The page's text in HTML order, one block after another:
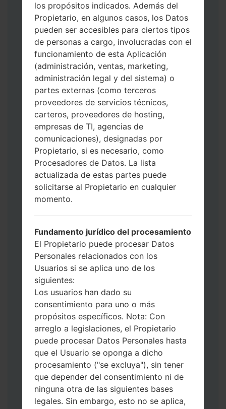
Descargue a su PC: la última versión de
Odin 3.
A continuación, extraiga el archivo de
firmware.
Debe obtener 1 (si es archivo 1, elíjalo aquí)
o 5 (si es archivo 5, selecciónelo aquí):
AP: "Sistema y Recuperación"
CP: "Módem y Radio"
CSC _ ***: "País y región y operador"
HOME_CSC _ ***: "País y regióny
operador"
Agregue todos los archivos a Odin 3.
Si desea hacer clean flash, use CSC _ *** o
use HOME_CSC _ *** para mantener sus
datos y aplicaciones.
Ahora apague su teléfono y entre al Modo
de Descarga. Cómo hacer todos los
Presione y mantenga presionados la
tecla de Encendido, el botón de Subir
volumen y la tecla de Bixby.
Presione y mantenga presionadas las
teclas de Subir y de Bajar volumen y
luego conecte un cable USB.
Presione y mantenga presionados la
tecla de Encendido, el botón de Bajar
volumen y la tecla de Inicio.
Conecte un cable USB, luego
mantenga presionados el botón de Bixby
y la tecla de Bajar volumen.
Presione y mantenga presionados la
tecla de Encendido y el botón de Subir
volumen.
los propósitos indicados. Además del
Propietario, en algunos casos, los Datos
pueden ser accesibles para ciertos tipos
de personas a cargo, involucradas con el
funcionamiento de esta Aplicación
(administración, ventas, marketing,
administración legal y del sistema) o
partes externas (como terceros
proveedores de servicios técnicos,
carteros, proveedores de hosting,
empresas de TI, agencias de
comunicaciones), designadas por
Propietario, si es necesario, como
Procesadores de Datos. La lista
actualizada de estas partes puede
solicitarse al Propietario en cualquier
momento.
Fundamento jurídico del procesamiento
El Propietario puede procesar Datos
Personales relacionados con los
Usuarios si se aplica uno de los
siguientes:
Los usuarios han dado su
consentimiento para uno o más
propósitos específicos. Nota: Con
arreglo a legislaciones, el Propietario
puede procesar Datos Personales hasta
que el Usuario se oponga a dicho
procesamiento ("se excluya"), sin tener
que depender del consentimiento ni de
ninguna otra de las siguientes bases
legales. Sin embargo, esto no se aplica,